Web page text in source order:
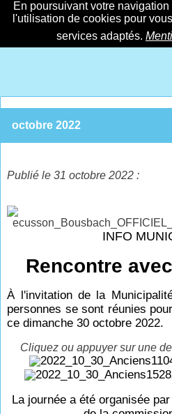
En poursuivant votre
l'utilisation de cookies pour
services adaptés.
octobre 2022
Publié le 31 octobre 2022 :
INFO
Rencontre
À l'invitation de la
personnes se sont réunies
ce dimanche 30 octobre 2022.
Cliquez ou appuyer sur une
La journée a été organisée